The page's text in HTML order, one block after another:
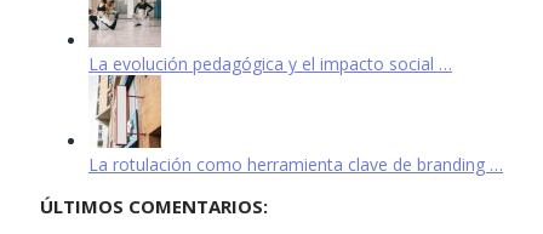
La evolución pedagógica y el impacto social …
La rotulación como herramienta clave de branding …
ÚLTIMOS COMENTARIOS: